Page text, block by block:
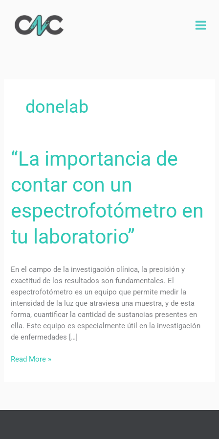
contenido
donelab
“La importancia de
contar con un
espectrofotómetro en
tu laboratorio”
En el campo de la investigación clínica, la precisión y
exactitud de los resultados son fundamentales. El
espectrofotómetro es un equipo que permite medir la
intensidad de la luz que atraviesa una muestra, y de esta
forma, cuantificar la cantidad de sustancias presentes en
ella. Este equipo es especialmente útil en la investigación
de enfermedades […]
“La
importancia
contar
un
espectrofotómetro
en
tu
Read More »